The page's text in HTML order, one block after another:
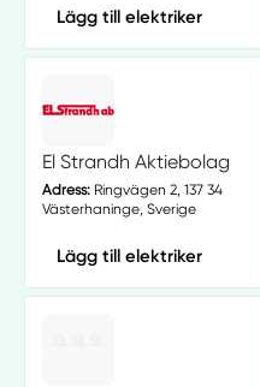
Lägg till elektriker
El Strandh Aktiebolag
Adress:Ringvägen 2, 137 34
Västerhaninge, Sverige
Lägg till elektriker